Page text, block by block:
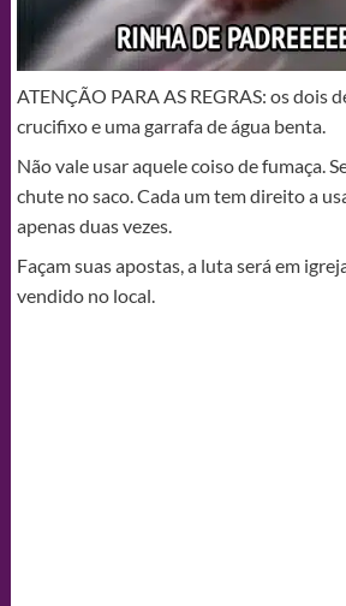
ATENÇÃO PARA AS REGRAS: os dois
crucifixo e uma garrafa de água benta.
Não vale usar aquele coiso de fumaça.
chute no saco. Cada um tem direito a
apenas duas vezes.
Façam suas apostas, a luta será em
vendido no local.